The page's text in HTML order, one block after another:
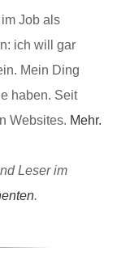
Job als
ich will gar
Mein Ding
haben. Seit
Websites. Mehr.
Leser im
.